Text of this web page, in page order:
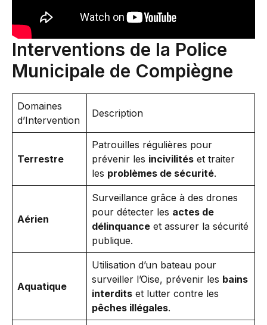
Interventions de la Police
Municipale de Compiègne
Domaines
d’Intervention
Description
Terrestre
Patrouilles régulières pour
prévenir les incivilités et traiter
les problèmes de sécurité.
Aérien
Surveillance grâce à des drones
pour détecter les actes de
délinquance et assurer la sécurité
publique.
Aquatique
Utilisation d’un bateau pour
surveiller l’Oise, prévenir les bains
interdits et lutter contre les
pêches illégales.